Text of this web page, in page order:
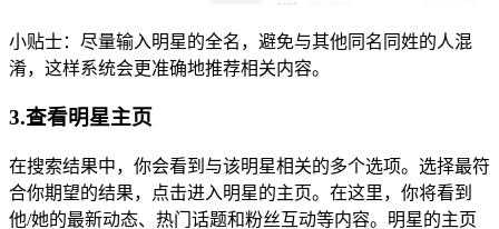
小贴士：尽量输入明星的全名，避免与其他同名同姓的人混
淆，这样系统会更准确地推荐相关内容。
3.查看明星主页
在搜索结果中，你会看到与该明星相关的多个选项。选择最符
合你期望的结果，点击进入明星的主页。在这里，你将看到
他/她的最新动态、热门话题和粉丝互动等内容。明星的主页